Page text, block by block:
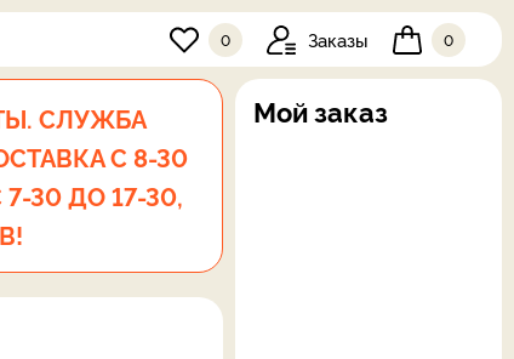
0 Заказы 0
СЛУЖБА
С 8-30
30 ДО 17-30,
Мой заказ